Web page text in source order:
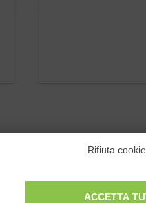
Rifiuta
ACCETTA